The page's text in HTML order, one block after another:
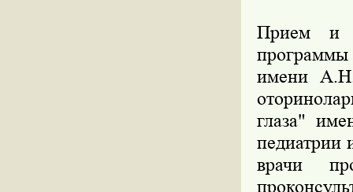
Прием и
имени
глаза"
педиатрии
врачи